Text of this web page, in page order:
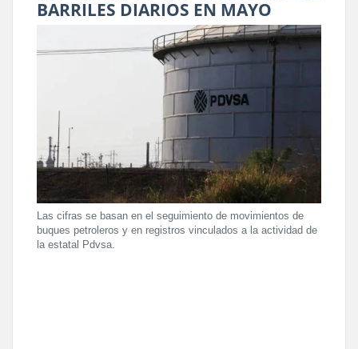
BARRILES DIARIOS EN MAYO
Las cifras se basan en el seguimiento de movimientos de
buques petroleros y en registros vinculados a la actividad de
la estatal Pdvsa.